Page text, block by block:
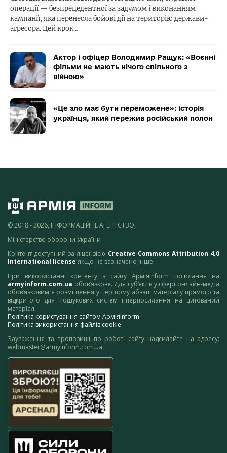
операції — безпрецедентної за задумом і виконанням
кампанії, яка перенесла бойові дії на територію держави-
агресора. Цей крок…
Актор і офіцер Володимир Ращук: «Воєнні
фільми не мають нічого спільного з
війною»
«Це зло має бути переможене»: історія
українця, який пережив російський полон
© 2018 - 2026, ІНФОРМАЦІЙНЕ АГЕНТСТВО,
Міністерство оборони України
Контент доступний за ліцензією Creative Commons Attribution 4.0
International license якщо не зазначено інше.
При використанні контенту з сайту АрміяInform посилання на
armyinform.com.ua обов’язкове. Для суб’єктів у сфері онлайн-медіа
обов’язковим є розміщення у першому абзаці матеріалу прямого та
відкритого для пошукових систем гіперпосилання на цитований
матеріал.
Політика користування сайтом АрміяInform
Політика використання файлів cookie
Зауваження та пропозиції по роботі сайту надсилайте на адресу:
webmaster@armyinform.com.ua